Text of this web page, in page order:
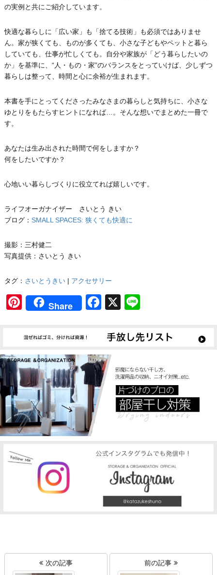
の実例と共にご紹介しています。
快適な暮らしに「広い家」も「捨てる技術」も必須ではありませ
ん。家が狭くても、ものが多くても、小さな子どもやペットと暮ら
していても、仕事が忙しくても。自分や家族が「どう暮らしたいの
か」を基準に、“人・もの・家”のバランスをとっていけば、少しずつ
暮らしは整って、時間と心に余裕が生まれます。
本書を手にとってくださったみなさまの暮らしと気持ちに、小さな
ゆとりをもたらすヒントになれば…。そんな想いでまとめた一冊で
す。
あなたは生み出された時間で何をしますか？
何をしたいですか？
心地いい暮らしづくりに役立てれば嬉しいです。
ライフオーガナイザー さいとう きい
ブログ： SMALL SPACES: 狭くても快適に
撮影：三村健二
写真提供：さいとう きい
タグ： さいとうきい| アクセサリー
Pinterest
Share Facebook
X
次の記事 前の記事